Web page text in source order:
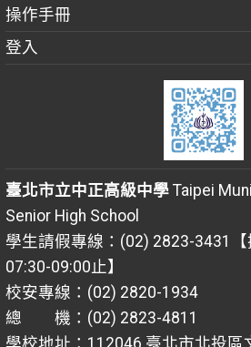
操作手冊
登入
臺北市立中正高級中學Taipei
Senior High School
學生請假專線：(02) 2823-3431
07:30-09:00止】
校安專線：(02) 2820-1934
總 機：(02) 2823-4811